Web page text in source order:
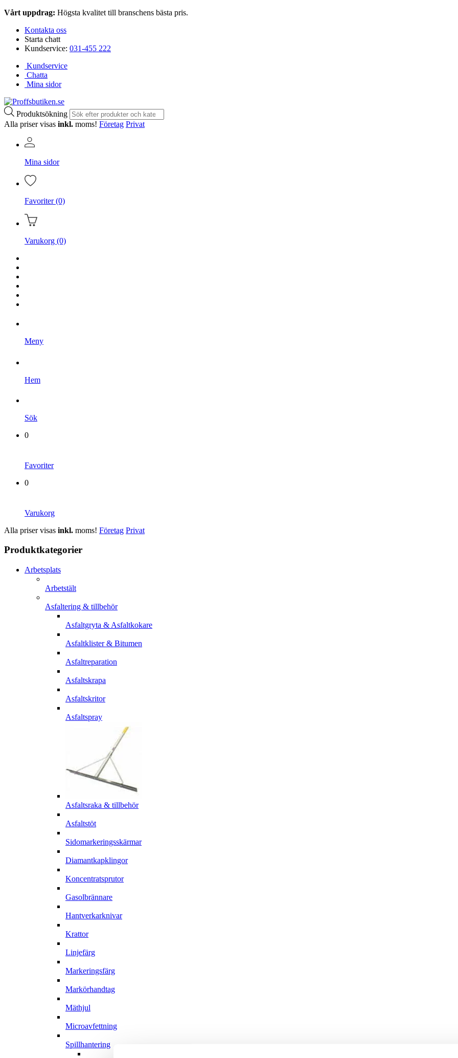
Vårt uppdrag: Högsta kvalitet till branschens bästa pris.
Kontakta oss
Starta chatt
Kundservice: 031-455 222
Kundservice
Chatta
Mina sidor
Produktsökning
Alla priser visas inkl. moms! Företag Privat
Mina sidor
Favoriter (0)
Varukorg (0)
Meny
Hem
Sök
0
Favoriter
0
Varukorg
Alla priser visas inkl. moms! Företag Privat
Produktkategorier
Arbetsplats
Arbetstält
Asfaltering & tillbehör
Asfaltgryta & Asfaltkokare
Asfaltklister & Bitumen
Asfaltreparation
Asfaltskrapa
Asfaltskritor
Asfaltspray
Asfaltsraka & tillbehör
Asfaltstöt
Sidomarkeringsskärmar
Diamantkapklingor
Koncentratsprutor
Gasolbrännare
Hantverkarknivar
Krattor
Linjefärg
Markeringsfärg
Markörhandtag
Mäthjul
Microavfettning
Spillhantering